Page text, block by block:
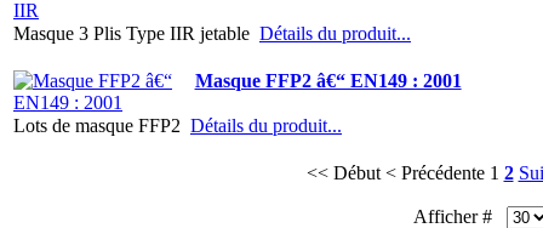
Masque 3 Plis Type IIR jetable Détails du produit...
Masque FFP2 â€“ EN149 : 2001
Lots de masque FFP2 Détails du produit...
<< Début < Précédente 1 2
Afficher #